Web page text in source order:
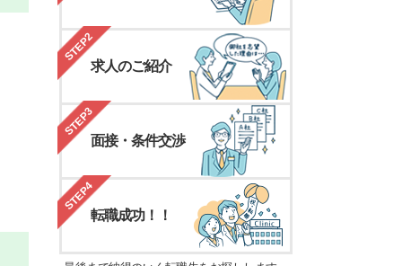
STEP2
求人のご紹介
STEP3
面接・条件交渉
STEP4
転職成功！！